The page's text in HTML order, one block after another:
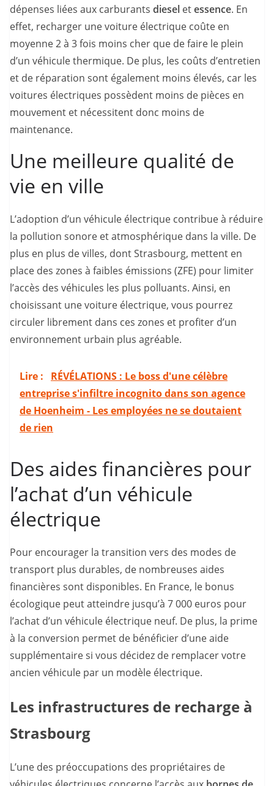
dépenses liées aux carburants diesel etessence. En
effet, recharger une voiture électrique coûte en
moyenne 2 à 3 fois moins cher que de faire le plein
d’un véhicule thermique. De plus, les coûts d’entretien
et de réparation sont également moins élevés, car les
voitures électriques possèdent moins de pièces en
mouvement et nécessitent donc moins de
maintenance.
Une meilleure qualité de
vie en ville
L’adoption d’un véhicule électrique contribue à réduire
la pollution sonore et atmosphérique dans la ville. De
plus en plus de villes, dont Strasbourg, mettent en
place des zones à faibles émissions (ZFE) pour limiter
l’accès des véhicules les plus polluants. Ainsi, en
choisissant une voiture électrique, vous pourrez
circuler librement dans ces zones et profiter d’un
environnement urbain plus agréable.
Lire :
RÉVÉLATIONS : Le boss d'une célèbre
entreprise s'infiltre incognito dans son agence
de Hoenheim - Les employées ne se doutaient
de rien
Des aides financières pour
l’achat d’un véhicule
électrique
Pour encourager la transition vers des modes de
transport plus durables, de nombreuses aides
financières sont disponibles. En France, le bonus
écologique peut atteindre jusqu’à 7 000 euros pour
l’achat d’un véhicule électrique neuf. De plus, la prime
à la conversion permet de bénéficier d’une aide
supplémentaire si vous décidez de remplacer votre
ancien véhicule par un modèle électrique.
Les infrastructures de recharge à
Strasbourg
L’une des préoccupations des propriétaires de